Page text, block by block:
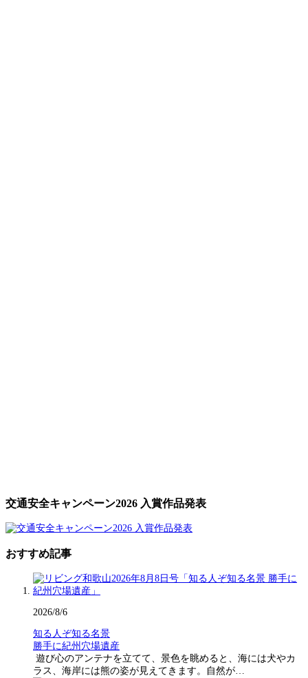
交通安全キャンペーン2026 入賞作品発表
おすすめ記事
2026/8/6
知る人ぞ知る名景
勝手に紀州穴場遺産
遊び心のアンテナを立てて、景色を眺めると、海には犬やカ
ラス、海岸には熊の姿が見えてきます。自然が…